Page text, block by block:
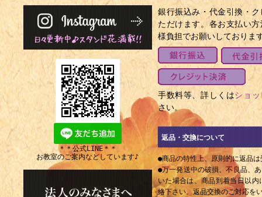
1822年 - ハ
者（+ 1890
1828年 - ヘ
1901年）
1832年 - ギ
年）
1838年 - マ
1920年）
1850年 - エ
会民主主義
1856年 - ジ
銀行振込み・代金引換・
ただけます。各お支払い
様負担でお願いしておりま
手数料等、詳しくはショ
さい。
返品・交換について
●商品の特性上、原則的に返品
●万一発送中の破損、不良品、
いた場合は、商品到着当日以
絡下さい。返品交換のご対応を
＊＊公式LINE＊＊
お教室のご案内などしています♪